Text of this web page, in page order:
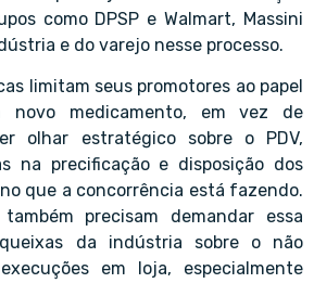
como DPSP e Walmart, Massini
e do varejo nesse processo.
limitam seus promotores ao papel
novo medicamento, em vez de
olhar estratégico sobre o PDV,
na precificação e disposição dos
que a concorrência está fazendo.
precisam demandar essa
da indústria sobre o não
em loja, especialmente